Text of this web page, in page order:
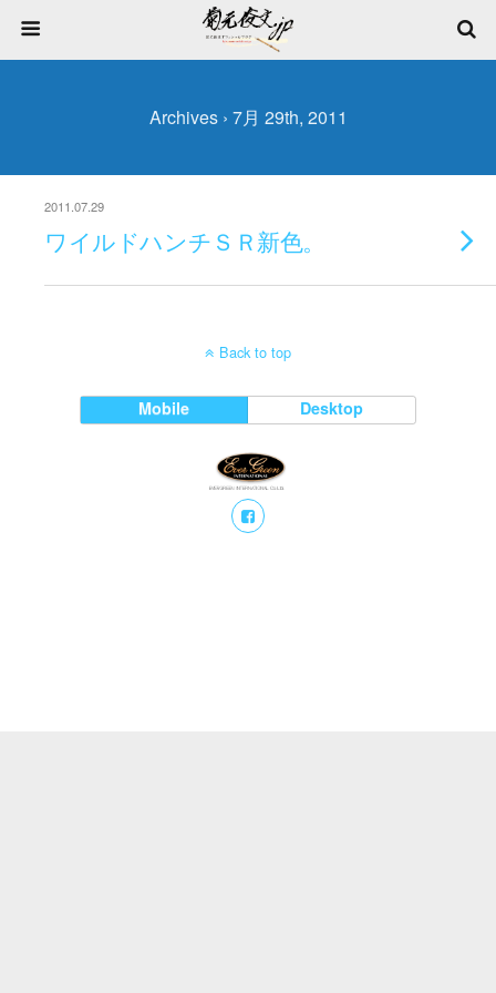
Archives › 7月 29th, 2011
2011.07.29
ワイルドハンチＳＲ新色。
Back to top
Mobile Desktop